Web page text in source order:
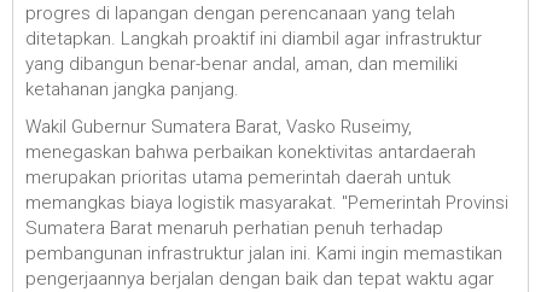
progres di lapangan dengan perencanaan yang telah
ditetapkan. Langkah proaktif ini diambil agar infrastruktur
yang dibangun benar-benar andal, aman, dan memiliki
ketahanan jangka panjang.
Wakil Gubernur Sumatera Barat, Vasko Ruseimy,
menegaskan bahwa perbaikan konektivitas antardaerah
merupakan prioritas utama pemerintah daerah untuk
memangkas biaya logistik masyarakat. "Pemerintah Provinsi
Sumatera Barat menaruh perhatian penuh terhadap
pembangunan infrastruktur jalan ini. Kami ingin memastikan
pengerjaannya berjalan dengan baik dan tepat waktu agar